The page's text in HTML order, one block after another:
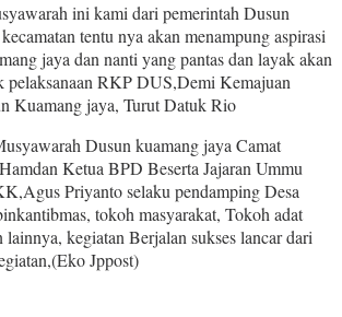
ini kami dari pemerintah Dusun
tentu nya akan menampung aspirasi
jaya dan nanti yang pantas dan layak akan
pelaksanaan RKP DUS,Demi Kemajuan
Kuamang jaya, Turut Datuk Rio
Dusun kuamang jaya Camat
Ketua BPD Beserta Jajaran Ummu
Priyanto selaku pendamping Desa
tokoh masyarakat, Tokoh adat
lainnya, kegiatan Berjalan sukses lancar dari
Jppost)